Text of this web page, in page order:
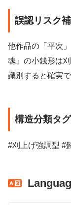
誤認リスク
他作品の「平次
魂』の小銭形は
識別すると確実で
構造分類タグ
#刈上げ強調型 #